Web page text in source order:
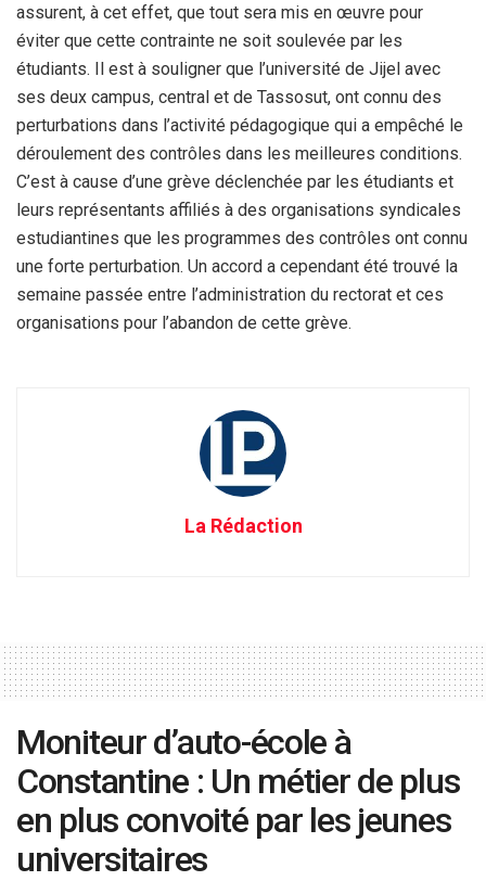
assurent, à cet effet, que tout sera mis en œuvre pour
éviter que cette contrainte ne soit soulevée par les
étudiants. Il est à souligner que l’université de Jijel avec
ses deux campus, central et de Tassosut, ont connu des
perturbations dans l’activité pédagogique qui a empêché le
déroulement des contrôles dans les meilleures conditions.
C’est à cause d’une grève déclenchée par les étudiants et
leurs représentants affiliés à des organisations syndicales
estudiantines que les programmes des contrôles ont connu
une forte perturbation. Un accord a cependant été trouvé la
semaine passée entre l’administration du rectorat et ces
organisations pour l’abandon de cette grève.
La Rédaction
Moniteur d’auto-école à
Constantine : Un métier de plus
en plus convoité par les jeunes
universitaires